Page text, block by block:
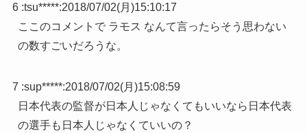
6 :tsu*****:2018/07/02(月)15:10:17
ここのコメントで ラモス なんて言ったらそう思わない
の数すごいだろうな。
7 :sup*****:2018/07/02(月)15:08:59
日本代表の監督が日本人じゃなくてもいいなら日本代表
の選手も日本人じゃなくていいの？